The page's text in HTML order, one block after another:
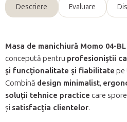
Descriere Evaluare
Masa de manichiură Momo 04-
concepută pentru profesioniștii
și funcționalitate și fiabilitate pe
Combină design minimalist,
soluții tehnice practice care
și satisfacția clientelor.